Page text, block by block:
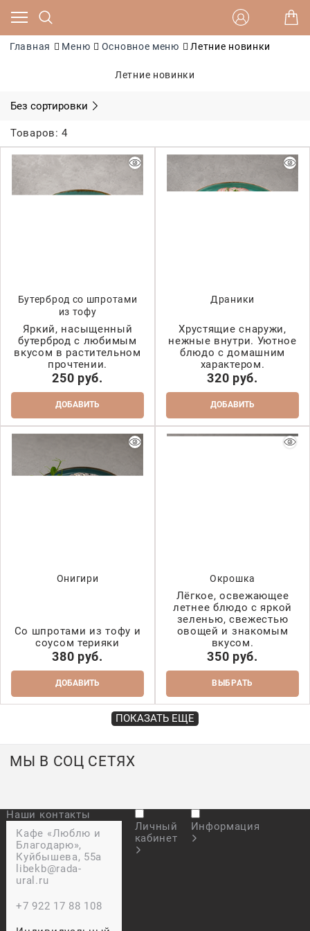
Главная Меню Основное меню Летние новинки
Летние новинки
Без сортировки
Товаров: 4
Бутерброд со шпротами
из тофу
Яркий, насыщенный
бутерброд с любимым
вкусом в растительном
прочтении.
250 руб.
ДОБАВИТЬ
Драники
Хрустящие снаружи,
нежные внутри. Уютное
блюдо с домашним
характером.
320 руб.
ДОБАВИТЬ
Онигири
Со шпротами из тофу и
соусом терияки
380 руб.
ДОБАВИТЬ
Окрошка
Лёгкое, освежающее
летнее блюдо с яркой
зеленью, свежестью
овощей и знакомым
вкусом.
350 руб.
ВЫБРАТЬ
ПОКАЗАТЬ ЕЩЕ
МЫ В СОЦ СЕТЯХ
Наши контакты
Кафе «Люблю и
Благодарю»,
Куйбышева, 55а
libekb@rada-
ural.ru
+7 922 17 88 108
Личный
кабинет
Информация